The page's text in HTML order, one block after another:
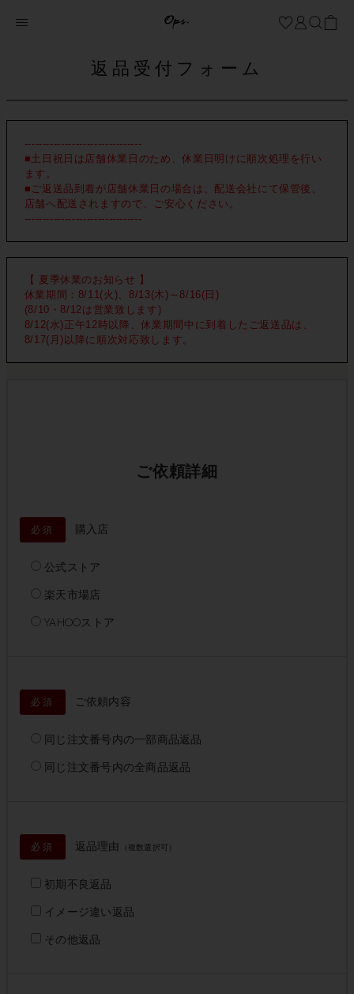
返品受付フォーム
--------------------------------
■土日祝日は店舗休業日のため、休業日明けに順次処理を行い
ます。
■ご返送品到着が店舗休業日の場合は、配送会社にて保管後、
店舗へ配送されますので、ご安心ください。
--------------------------------
【 夏季休業のお知らせ 】
休業期間：8/11(火)、8/13(木)～8/16(日)
(8/10・8/12は営業致します)
8/12(水)正午12時以降、休業期間中に到着したご返送品は、
8/17(月)以降に順次対応致します。